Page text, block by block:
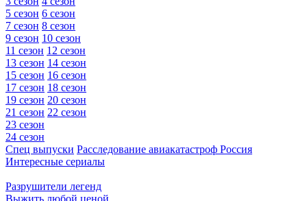
5 сезон 6 сезон
7 сезон 8 сезон
9 сезон 10 сезон
11 сезон 12 сезон
13 сезон 14 сезон
15 сезон 16 сезон
17 сезон 18 сезон
19 сезон 20 сезон
21 сезон 22 сезон
23 сезон
24 сезон
Спец выпуски Расследование авиакатастроф Россия
Интересные сериалы
Разрушители легенд
Выжить любой ценой